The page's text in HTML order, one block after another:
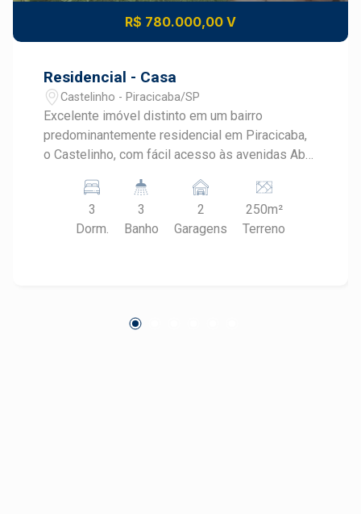
R$ 780.000,00 V
Residencial - Casa
Castelinho - Piracicaba/SP
Excelente imóvel distinto em um bairro
predominantemente residencial em Piracicaba,
o Castelinho, com fácil acesso às avenidas Abel
Pereira. More próximo a uma ótima
infraestrutura em comércios e serviços como
Padaria Q Pãozinho, Restaurante Palatino
3
Dorm.
3
Banho
2
Garagens
250m²
Terreno